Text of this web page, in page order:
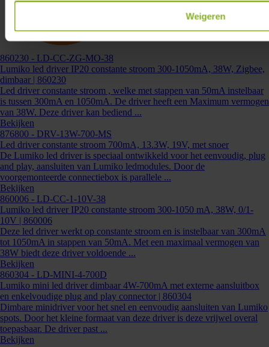
Weigeren
860230 - LD-CC-ZG-MO-38
Lumiko led driver IP20 constante stroom 300-1050mA, 38W, Zigbee,
dimbaar | 860230
Led driver constante stroom , welke met stappen van 50mA instelbaar
is tussen 300mA en 1050mA. De driver heeft een Maximum vermogen
van 38W. Deze driver kan bediend ...
Bekijken
876800 - DRV-13W-700-MS
Led driver constante stroom 700mA, 13.3W, 19V, met snoer
De Lumiko led driver is speciaal ontwikkeld voor het eenvoudig, plug
and play, aansluiten van Lumiko ledmodules. Door de
voorgemonteerde connectiebox is parallele ...
Bekijken
860006 - LD-CC-1-10V-38
Lumiko led driver IP20 constante stroom 300-1050 mA, 38W, 0/1-
10V | 860006
Deze led driver werkt op constante stroom en is instelbaar van 300mA
tot 1050mA in stappen van 50mA. Met een maximaal vermogen van
38W biedt deze driver voldoende ...
Bekijken
860304 - LD-MINI-4-700D
Lumiko mini led driver dimbaar 4W-700mA met externe aansluitbox
en enkelvoudige plug and play connector | 860304
Dimbare minidriver voor het snel en eenvoudig aansluiten van Lumiko
spots. Door het kleine formaat van deze driver is deze vrijwel overal
toepasbaar. De driver past ...
Bekijken